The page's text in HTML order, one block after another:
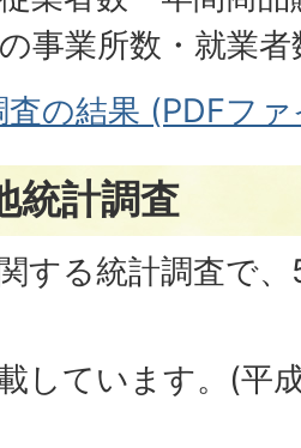
事業所数・就業
査の結果 (PDFフ
統計調査
する統計調査で
しています。(平